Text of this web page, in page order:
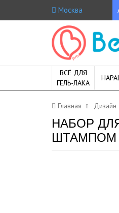
Москва
ВСЁ ДЛЯ
ГЕЛЬ-ЛАКА
Главная Дизайн
НАБОР
ШТАМПОМ